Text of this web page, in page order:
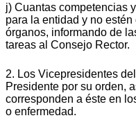
j) Cuantas competencias
para la entidad y no
órganos, informando de
tareas al Consejo Rector.
2. Los Vicepresidentes
Presidente por su orden,
corresponden a éste en
o enfermedad.